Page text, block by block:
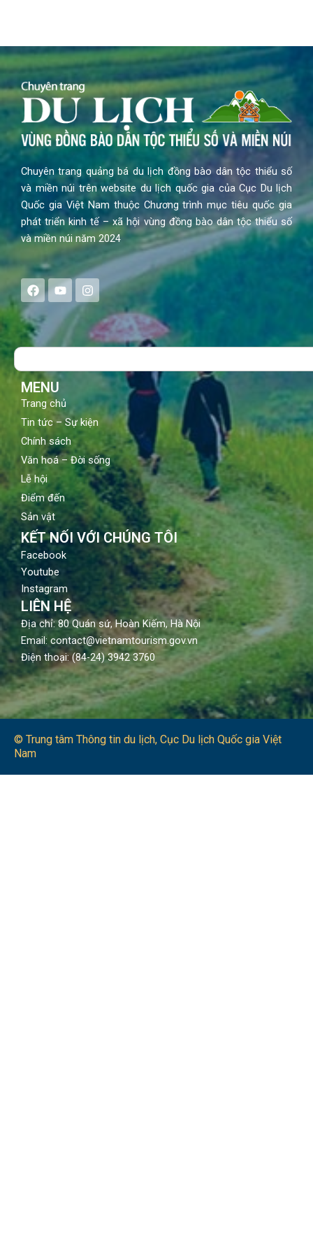
Chuyên trang quảng bá du lịch đồng bào dân tộc thiểu số
và miền núi trên website du lịch quốc gia của Cục Du lịch
Quốc gia Việt Nam thuộc Chương trình mục tiêu quốc gia
phát triển kinh tế – xã hội vùng đồng bào dân tộc thiểu số
và miền núi năm 2024
F
a
e
b
o
Y
o
t
u
b
I
n
s
a
g
Search
MENU
Trang chủ
Tin tức – Sự kiện
Chính sách
Văn hoá – Đời sống
Lễ hội
Điểm đến
Sản vật
KẾT NỐI VỚI CHÚNG TÔI
Facebook
Youtube
Instagram
LIÊN HỆ
Địa chỉ: 80 Quán sứ, Hoàn Kiếm, Hà Nội
Email: contact@vietnamtourism.gov.vn
Điện thoại: (84-24) 3942 3760
© Trung tâm Thông tin du lịch​, Cục Du lịch Quốc gia Việt
Nam